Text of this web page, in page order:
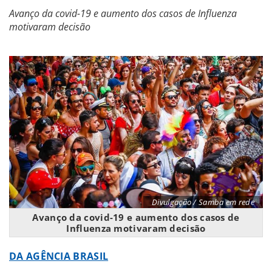
Avanço da covid-19 e aumento dos casos de Influenza
motivaram decisão
Divulgação / Samba em rede
Avanço da covid-19 e aumento dos casos de
Influenza motivaram decisão
DA AGÊNCIA BRASIL